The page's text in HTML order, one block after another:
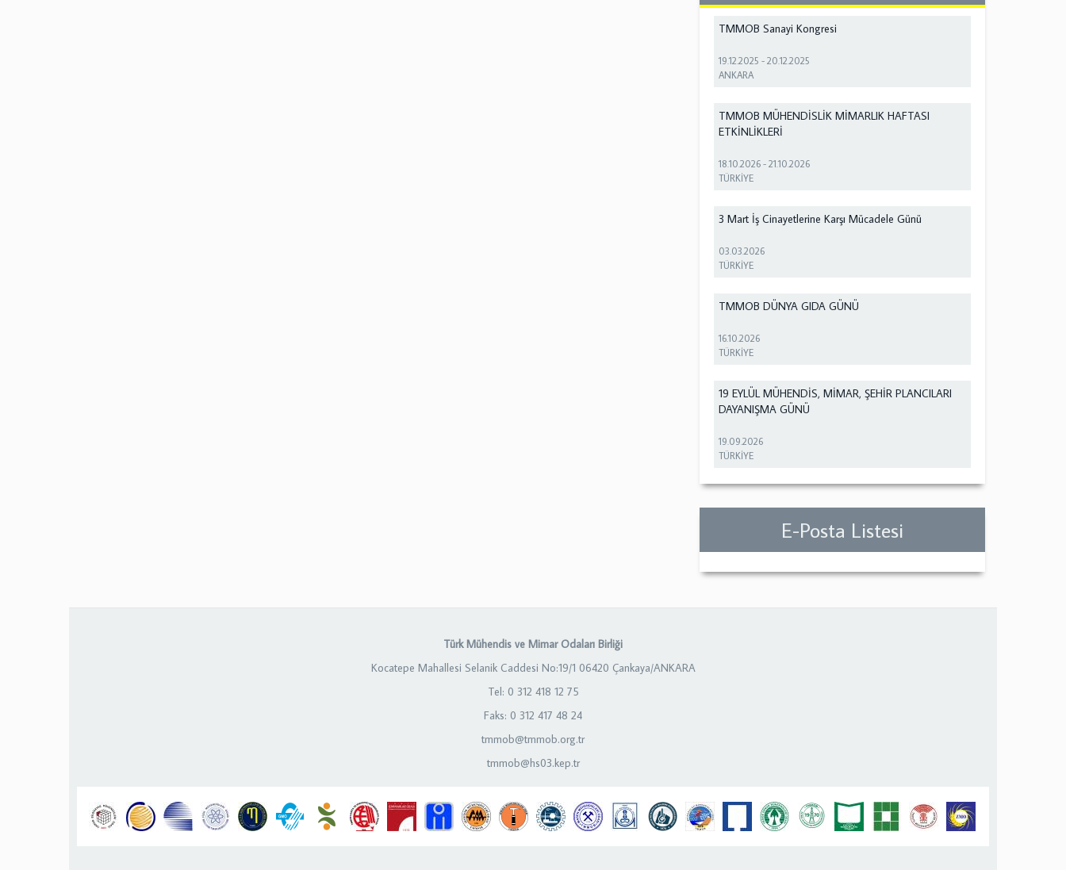
TMMOB Sanayi Kongresi
19.12.2025 -20.12.2025
ANKARA
TMMOB MÜHENDİSLİK MİMARLIK HAFTASI
ETKİNLİKLERİ
18.10.2026 -21.10.2026
TÜRKİYE
3 Mart İş Cinayetlerine Karşı Mücadele Günü
03.03.2026
TÜRKİYE
TMMOB DÜNYA GIDA GÜNÜ
16.10.2026
TÜRKİYE
19 EYLÜL MÜHENDİS, MİMAR, ŞEHİR PLANCILARI
DAYANIŞMA GÜNÜ
19.09.2026
TÜRKİYE
E-Posta Listesi
Türk Mühendis ve Mimar Odaları Birliği
Kocatepe Mahallesi Selanik Caddesi No:19/1 06420 Çankaya/ANKARA
Tel: 0 312 418 12 75
Faks: 0 312 417 48 24
tmmob@tmmob.org.tr
tmmob@hs03.kep.tr